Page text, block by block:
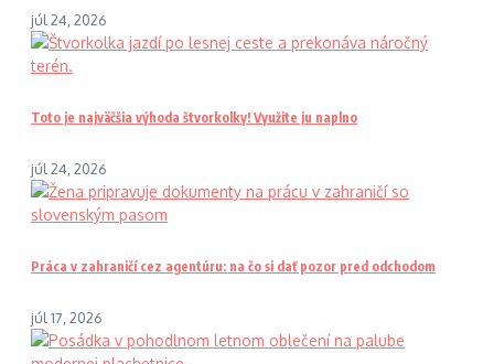
júl 24, 2026
Toto je najväčšia výhoda štvorkolky! Využite ju naplno
júl 24, 2026
Práca v zahraničí cez agentúru: na čo si dať pozor pred odchodom
júl 17, 2026